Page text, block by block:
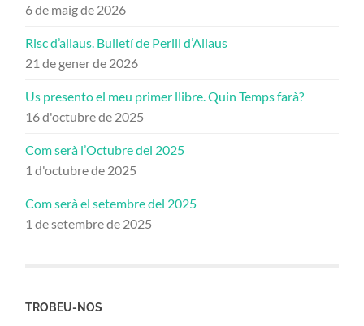
6 de maig de 2026
Risc d’allaus. Bulletí de Perill d’Allaus
21 de gener de 2026
Us presento el meu primer llibre. Quin Temps farà?
16 d'octubre de 2025
Com serà l’Octubre del 2025
1 d'octubre de 2025
Com serà el setembre del 2025
1 de setembre de 2025
TROBEU-NOS